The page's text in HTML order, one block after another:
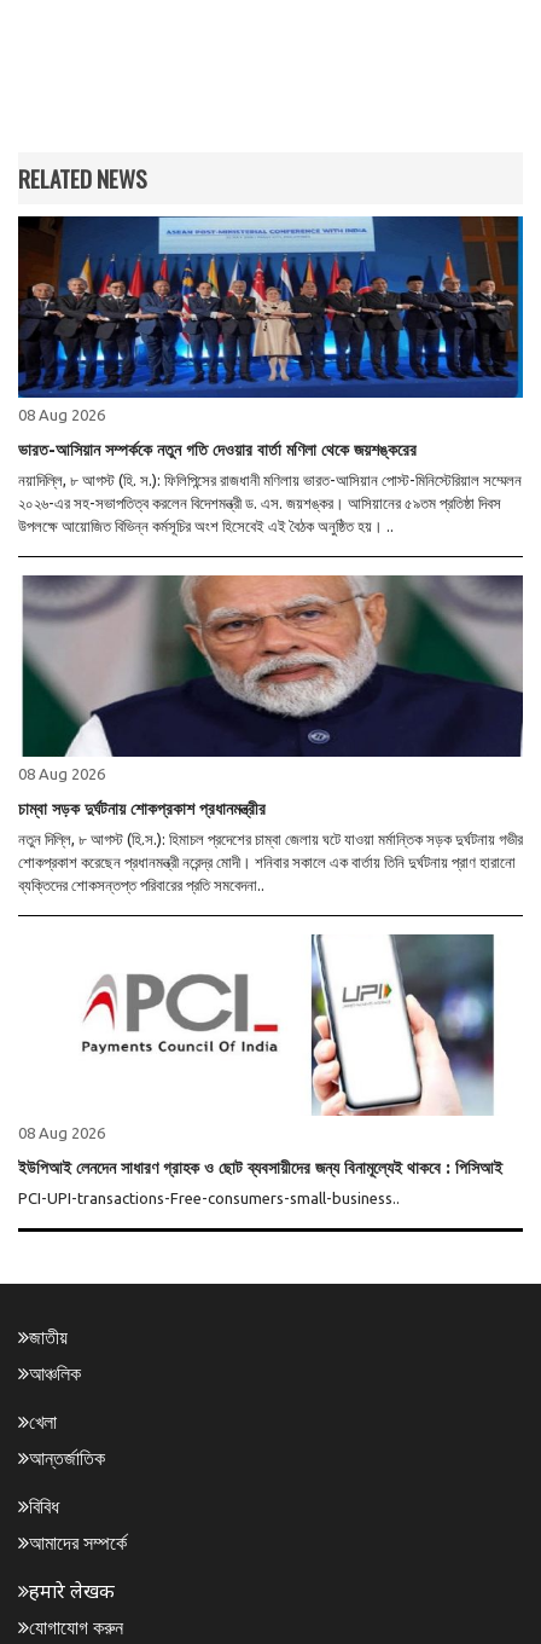
RELATED NEWS
08 Aug 2026
ভারত-আসিয়ান সম্পর্ককে নতুন গতি দেওয়ার বার্তা মণিলা থেকে জয়শঙ্করের
নয়াদিল্লি, ৮ আগস্ট (হি. স.): ফিলিপিন্সের রাজধানী মণিলায় ভারত-আসিয়ান পোস্ট-মিনিস্টেরিয়াল সম্মেলন
২০২৬-এর সহ-সভাপতিত্ব করলেন বিদেশমন্ত্রী ড. এস. জয়শঙ্কর। আসিয়ানের ৫৯তম প্রতিষ্ঠা দিবস
উপলক্ষে আয়োজিত বিভিন্ন কর্মসূচির অংশ হিসেবেই এই বৈঠক অনুষ্ঠিত হয়। ..
08 Aug 2026
চাম্বা সড়ক দুর্ঘটনায় শোকপ্রকাশ প্রধানমন্ত্রীর
নতুন দিল্লি, ৮ আগস্ট (হি.স.): হিমাচল প্রদেশের চাম্বা জেলায় ঘটে যাওয়া মর্মান্তিক সড়ক দুর্ঘটনায় গভীর
শোকপ্রকাশ করেছেন প্রধানমন্ত্রী নরেন্দ্র মোদী। শনিবার সকালে এক বার্তায় তিনি দুর্ঘটনায় প্রাণ হারানো
ব্যক্তিদের শোকসন্তপ্ত পরিবারের প্রতি সমবেদনা..
08 Aug 2026
ইউপিআই লেনদেন সাধারণ গ্রাহক ও ছোট ব্যবসায়ীদের জন্য বিনামূল্যেই থাকবে : পিসিআই
PCI-UPI-transactions-Free-consumers-small-business..
জাতীয়
আঞ্চলিক
খেলা
আন্তর্জাতিক
বিবিধ
আমাদের সম্পর্কে
हमारे लेखक
যোগাযোগ করুন